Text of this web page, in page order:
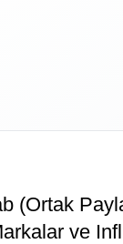
(Ortak
ve